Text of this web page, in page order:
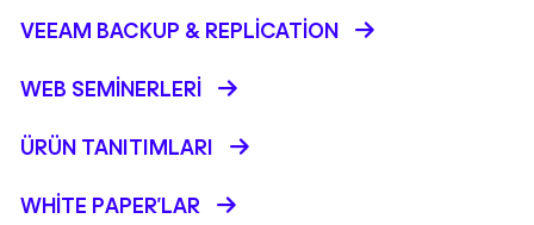
VEEAM BACKUP &REPLICATION
WEB SEMINERLERI
ÜRÜN TANITIMLARI
WHITE PAPER'LAR